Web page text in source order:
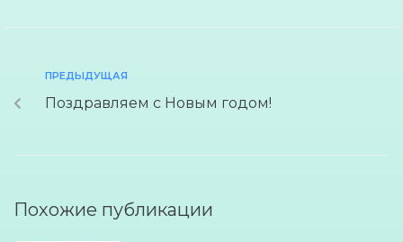
ПРЕДЫДУЩАЯ
Поздравляем с Новым годом!
Похожие публикации